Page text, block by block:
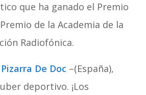
que ha ganado el Premio
de la Academia de la
Radiofónica.
De Doc –(España),
deportivo. ¡Los